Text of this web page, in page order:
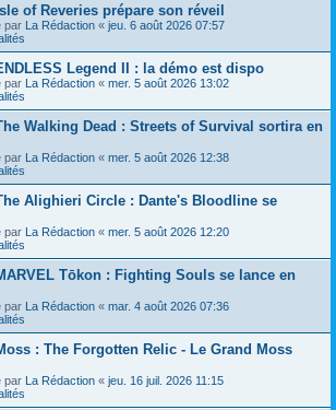
of Reveries prépare son réveil
par La Rédaction « jeu. 6 août 2026 07:57
Legend II : la démo est dispo
par La Rédaction « mer. 5 août 2026 13:02
Walking Dead : Streets of Survival sortira en
par La Rédaction « mer. 5 août 2026 12:38
Alighieri Circle : Dante's Bloodline se
par La Rédaction « mer. 5 août 2026 12:20
Tōkon : Fighting Souls se lance en
par La Rédaction « mar. 4 août 2026 07:36
: The Forgotten Relic - Le Grand Moss
par La Rédaction « jeu. 16 juil. 2026 11:15